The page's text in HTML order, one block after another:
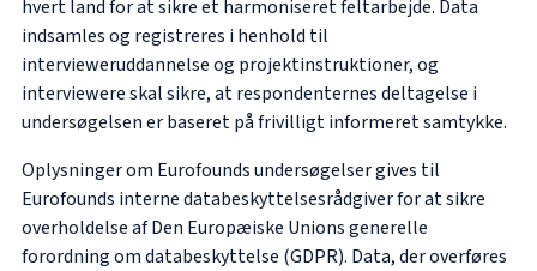
hvert land for at sikre et harmoniseret feltarbejde. Data
indsamles og registreres i henhold til
intervieweruddannelse og projektinstruktioner, og
interviewere skal sikre, at respondenternes deltagelse i
undersøgelsen er baseret på frivilligt informeret samtykke.
Oplysninger om Eurofounds undersøgelser gives til
Eurofounds interne databeskyttelsesrådgiver for at sikre
overholdelse af Den Europæiske Unions generelle
forordning om databeskyttelse (GDPR). Data, der overføres